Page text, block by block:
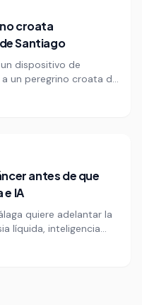
croata
Santiago
dispositivo de
un peregrino croata de
de Santiago. Su
con él durante
antes de que
IA
quiere adelantar la
líquida, inteligencia
apuesta se centra en
la cara,